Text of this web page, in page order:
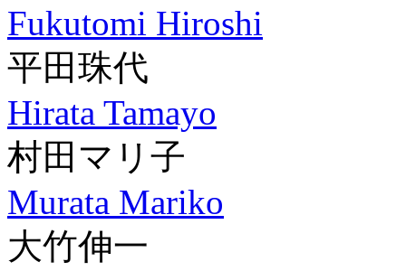
Fukutomi Hiroshi
平田珠代
Hirata Tamayo
村田マリ子
Murata Mariko
大竹伸一